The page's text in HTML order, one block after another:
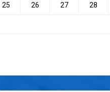
25 26 27 28